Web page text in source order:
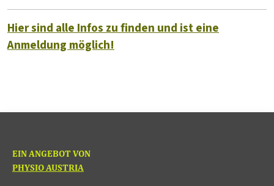
Hier sind alle Infos zu finden und ist eine
Anmeldung möglich!
EIN ANGEBOT VON
PHYSIO AUSTRIA